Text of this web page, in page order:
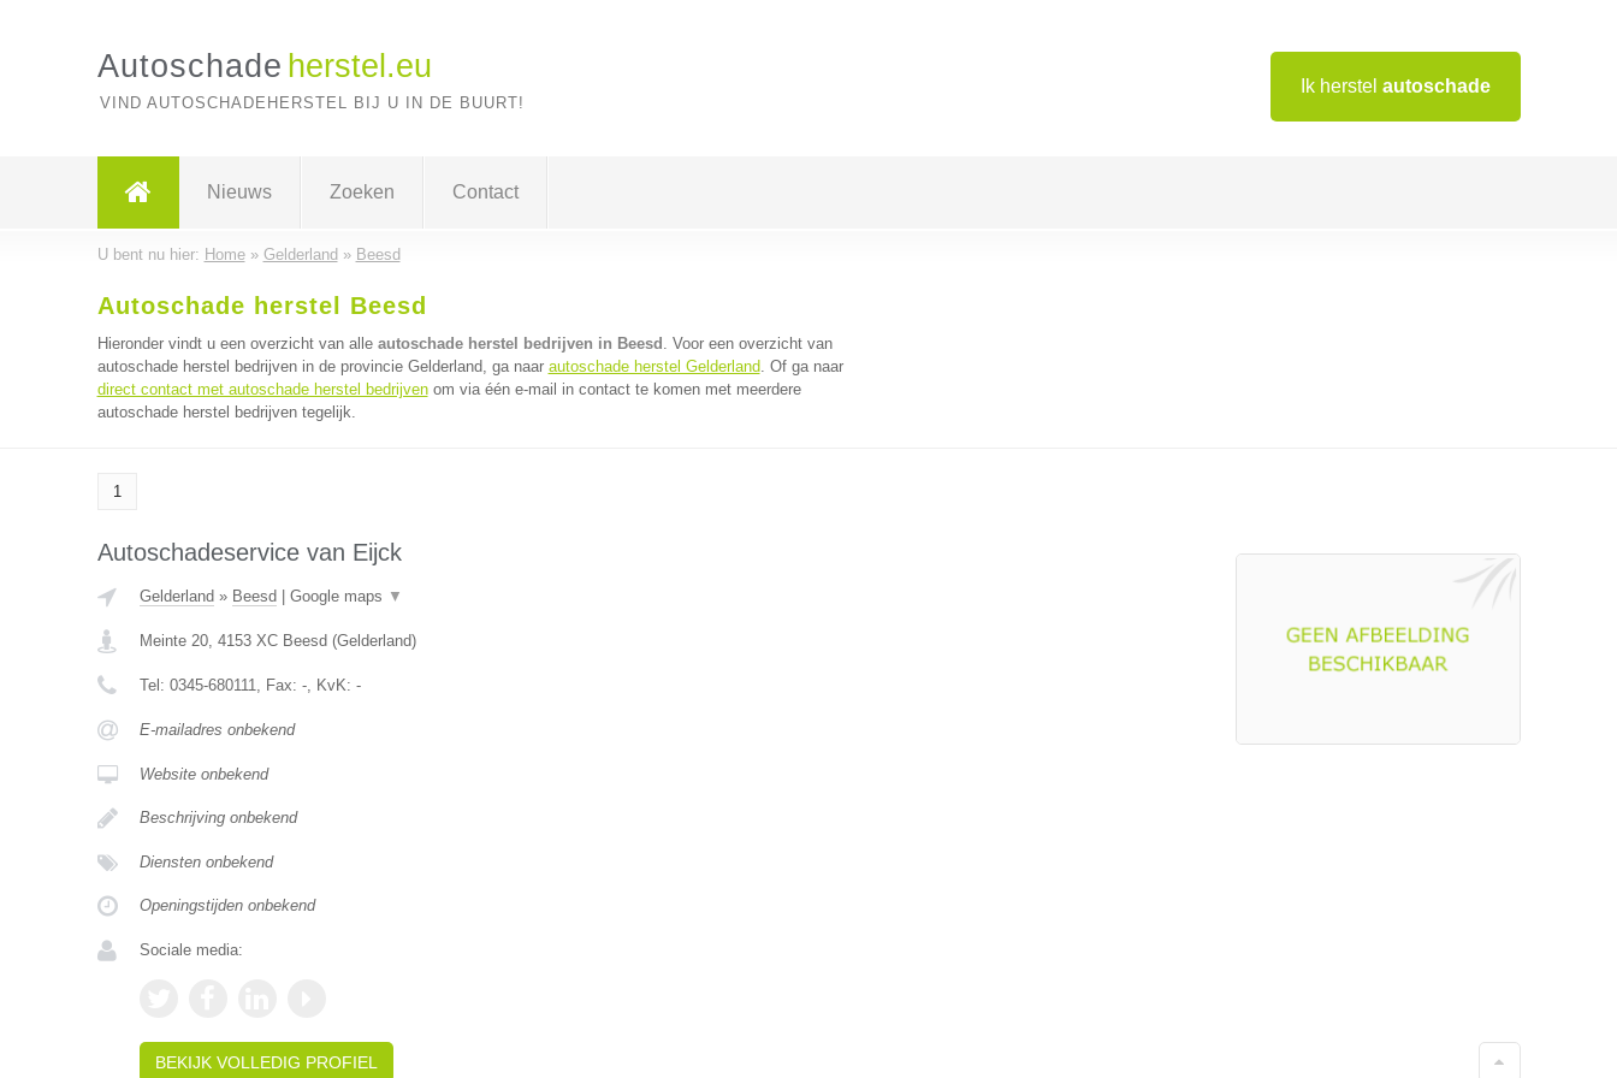
Ik herstel autoschade
Autoschade herstel.eu
VIND AUTOSCHADEHERSTEL BIJ U IN DE BUURT!
Nieuws Zoeken Contact
U bent nu hier: Home» Gelderland » Beesd
Autoschade herstel Beesd
Hieronder vindt u een overzicht van alle autoschade herstel bedrijven in Beesd . Voor een overzicht van
autoschade herstel bedrijven in de provincie Gelderland, ga naar autoschade herstel Gelderland. Of ga naar
direct contact met autoschade herstel bedrijvenom via één e-mail in contact te komen met meerdere
autoschade herstel bedrijven tegelijk.
1
Autoschadeservice van Eijck
Gelderland » Beesd Google maps ▼
Meinte 20, 4153 XC Beesd (Gelderland)
Tel: 0345-680111, Fax: -, KvK: -
E-mailadres onbekend
Website onbekend
Beschrijving onbekend
Diensten onbekend
Openingstijden onbekend
Sociale media:
BEKIJK VOLLEDIG PROFIEL